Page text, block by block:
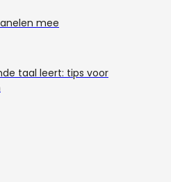
mee
taal leert: tips voor